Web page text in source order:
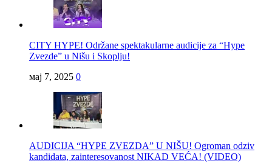
CITY HYPE! Održane spektakularne audicije za “Hype
Zvezde” u Nišu i Skoplju!
мај 7, 2025 0
AUDICIJA “HYPE ZVEZDA” U NIŠU! Ogroman odziv
kandidata, zainteresovanost NIKAD VEĆA! (VIDEO)